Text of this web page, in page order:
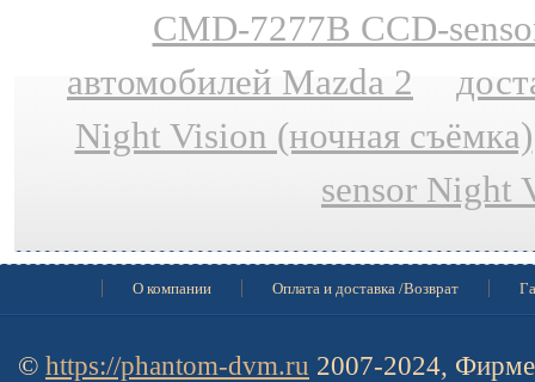
CMD-7277B CCD-
автомобилей Mazda 2
Night Vision (ночная съёмка)
sensor Night
О компании Оплата и доставка /Возврат
© https://phantom-dvm.ru 2007-2024,